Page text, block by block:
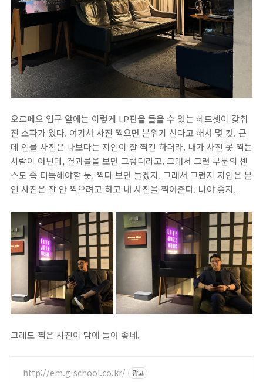
오르페오 입구 앞에는 이렇게 LP판을 들을 수 있는 헤드셋이 갖춰
진 소파가 있다. 여기서 사진 찍으면 분위기 산다고 해서 몇 컷. 근
데 인물 사진은 나보다는 지인이 잘 찍긴 하더라. 내가 사진 못 찍는
사람이 아닌데, 결과물을 보면 그렇더라고. 그래서 그런 부분의 센
스도 좀 터득해야할 듯. 찍다 보면 늘겠지. 그래서 그런지 지인은 본
인 사진은 잘 안 찍으려고 하고 내 사진을 찍어준다. 나야 좋지.
그래도 찍은 사진이 맘에 들어 좋네.
http://em.g-school.co.kr/ 광고